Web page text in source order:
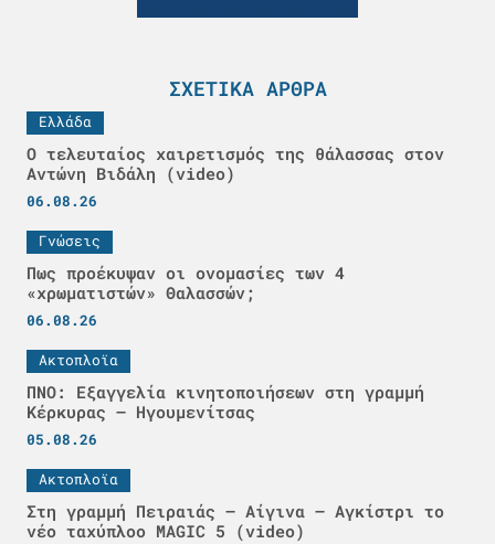
ΣΧΕΤΙΚΆ ΆΡΘΡΑ
Ελλάδα
Ο τελευταίος χαιρετισμός της θάλασσας στον
Αντώνη Βιδάλη (video)
06.08.26
Γνώσεις
Πως προέκυψαν οι ονομασίες των 4
«χρωματιστών» Θαλασσών;
06.08.26
Ακτοπλοϊα
ΠΝΟ: Εξαγγελία κινητοποιήσεων στη γραμμή
Κέρκυρας – Ηγουμενίτσας
05.08.26
Ακτοπλοϊα
Στη γραμμή Πειραιάς – Αίγινα – Αγκίστρι το
νέο ταχύπλοο MAGIC 5 (video)